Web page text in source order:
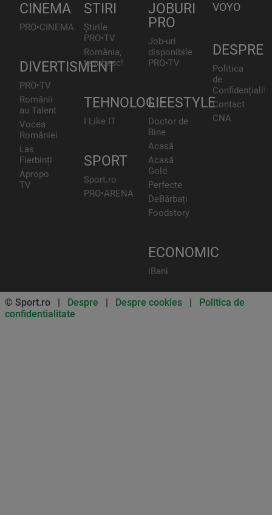
CINEMA
PRO•CINEMA
DIVERTISMENT
PRO•TV
Românii
au Talent
Vocea
României
Las
Fierbinți
Apropo
TV
STIRI
Știrile
PRO•TV
România,
te iubesc!
TEHNOLOGIE
I Like IT
SPORT
Sport.ro
PRO•ARENA
JOBURI
PRO
Job-uri
disponibile
PRO•TV
LIFESTYLE
Doctor de
Bine
Acasă
Acasă
Gold
Perfecte
DeBărbați
Foodstory
ECONOMIC
iBani
VOYO
DESPRE
Politica
de
Contact
CNA
© Sport.ro | Despre | Despre cookies | Politica de
confidentialitate